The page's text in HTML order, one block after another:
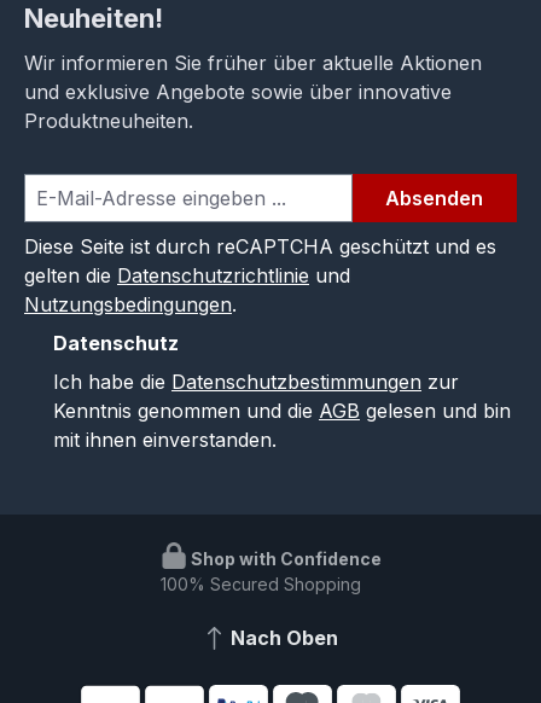
Neuheiten!
Wir informieren Sie früher über aktuelle Aktionen
und exklusive Angebote sowie über innovative
Produktneuheiten.
Absenden
Diese Seite ist durch reCAPTCHA geschützt und es
gelten die Datenschutzrichtlinie und
Nutzungsbedingungen.
Datenschutz
Ich habe die Datenschutzbestimmungen zur
Kenntnis genommen und die AGB gelesen und bin
mit ihnen einverstanden.
Shop with Confidence
100% Secured Shopping
Nach Oben